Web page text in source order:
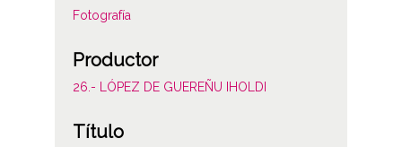
Fotografía
Productor
26.- LÓPEZ DE GUEREÑU IHOLDI
Título